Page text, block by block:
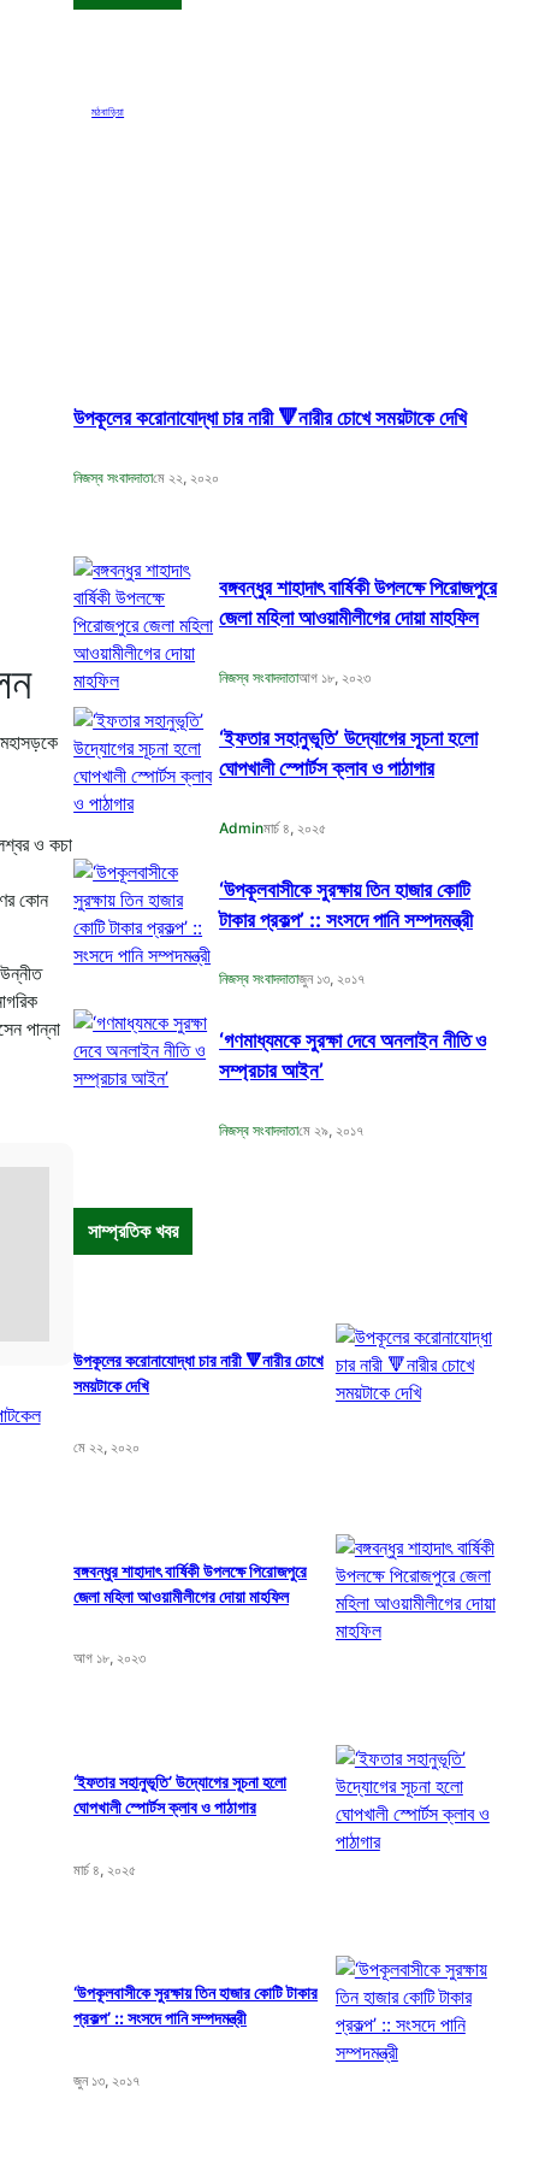
ও কচা
কোন
পান্না
মঠবাড়িয়া
উপকূলের করোনাযোদ্ধা চার নারী 🔻নারীর চোখে সময়টাকে দেখি
নিজস্ব সংবাদদাতামে ২২, ২০২০
বঙ্গবন্ধুর শাহাদাৎ বার্ষিকী উপলক্ষে পিরোজপুরে
জেলা মহিলা আওয়ামীলীগের দোয়া মাহফিল
নিজস্ব সংবাদদাতাআগ ১৮, ২০২৩
‘ইফতার সহানুভূতি’ উদ্যোগের সূচনা হলো
ঘোপখালী স্পোর্টস ক্লাব ও পাঠাগার
Adminমার্চ ৪, ২০২৫
‘উপকূলবাসীকে সুরক্ষায় তিন হাজার কোটি
টাকার প্রকল্প’ :: সংসদে পানি সম্পদমন্ত্রী
নিজস্ব সংবাদদাতাজুন ১৩, ২০১৭
‘গণমাধ্যমকে সুরক্ষা দেবে অনলাইন নীতি ও
সম্প্রচার আইন’
নিজস্ব সংবাদদাতামে ২৯, ২০১৭
সাম্প্রতিক খবর
উপকূলের করোনাযোদ্ধা চার নারী 🔻নারীর চোখে
সময়টাকে দেখি
মে ২২, ২০২০
বঙ্গবন্ধুর শাহাদাৎ বার্ষিকী উপলক্ষে পিরোজপুরে
জেলা মহিলা আওয়ামীলীগের দোয়া মাহফিল
আগ ১৮, ২০২৩
‘ইফতার সহানুভূতি’ উদ্যোগের সূচনা হলো
ঘোপখালী স্পোর্টস ক্লাব ও পাঠাগার
মার্চ ৪, ২০২৫
‘উপকূলবাসীকে সুরক্ষায় তিন হাজার কোটি টাকার
প্রকল্প’ :: সংসদে পানি সম্পদমন্ত্রী
জুন ১৩, ২০১৭